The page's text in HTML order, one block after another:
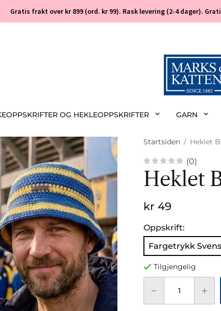
Gratis frakt over kr 899 (ord. kr 99). Rask levering (2-4 dager).
OG HEKLEOPPSKRIFTER GARN
Startsiden / Heklet
(0)
Heklet
kr 49
Oppskrift:
Fargetrykk
Tilgjengelig